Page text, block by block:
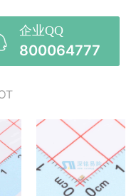
企业QQ
800064777